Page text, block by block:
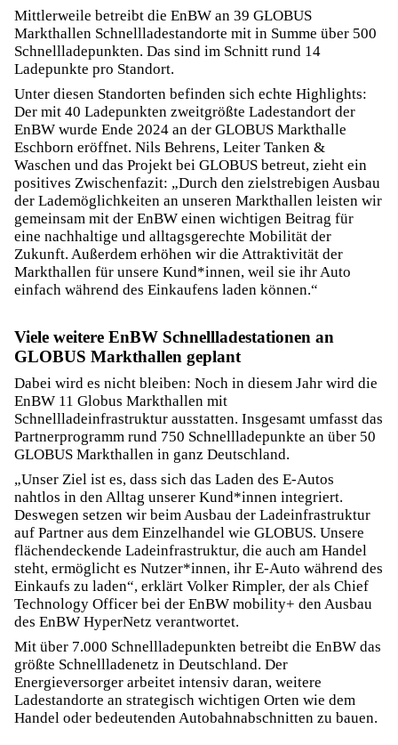
Mittlerweile betreibt die EnBW an 39 GLOBUS
Markthallen Schnellladestandorte mit in Summe über 500
Schnellladepunkten. Das sind im Schnitt rund 14
Ladepunkte pro Standort.
Unter diesen Standorten befinden sich echte Highlights:
Der mit 40 Ladepunkten zweitgrößte Ladestandort der
EnBW wurde Ende 2024 an der GLOBUS Markthalle
Eschborn eröffnet. Nils Behrens, Leiter Tanken &
Waschen und das Projekt bei GLOBUS betreut, zieht ein
positives Zwischenfazit: „Durch den zielstrebigen Ausbau
der Lademöglichkeiten an unseren Markthallen leisten wir
gemeinsam mit der EnBW einen wichtigen Beitrag für
eine nachhaltige und alltagsgerechte Mobilität der
Zukunft. Außerdem erhöhen wir die Attraktivität der
Markthallen für unsere Kund*innen, weil sie ihr Auto
einfach während des Einkaufens laden können.“
Viele weitere EnBW Schnellladestationen an
GLOBUS Markthallen geplant
Dabei wird es nicht bleiben: Noch in diesem Jahr wird die
EnBW 11 Globus Markthallen mit
Schnellladeinfrastruktur ausstatten. Insgesamt umfasst das
Partnerprogramm rund 750 Schnellladepunkte an über 50
GLOBUS Markthallen in ganz Deutschland.
„Unser Ziel ist es, dass sich das Laden des E-Autos
nahtlos in den Alltag unserer Kund*innen integriert.
Deswegen setzen wir beim Ausbau der Ladeinfrastruktur
auf Partner aus dem Einzelhandel wie GLOBUS. Unsere
flächendeckende Ladeinfrastruktur, die auch am Handel
steht, ermöglicht es Nutzer*innen, ihr E-Auto während des
Einkaufs zu laden“, erklärt Volker Rimpler, der als Chief
Technology Officer bei der EnBW mobility+ den Ausbau
des EnBW HyperNetz verantwortet.
Mit über 7.000 Schnellladepunkten betreibt die EnBW das
größte Schnellladenetz in Deutschland. Der
Energieversorger arbeitet intensiv daran, weitere
Ladestandorte an strategisch wichtigen Orten wie dem
Handel oder bedeutenden Autobahnabschnitten zu bauen.